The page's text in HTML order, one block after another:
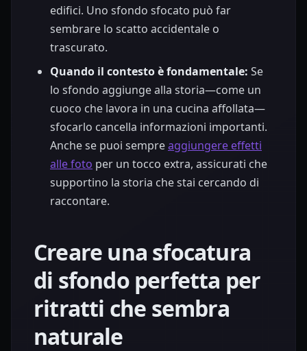
edifici. Uno sfondo sfocato può far
sembrare lo scatto accidentale o
trascurato.
Quando il contesto è fondamentale: Se
lo sfondo aggiunge alla storia—come un
cuoco che lavora in una cucina affollata—
sfocarlo cancella informazioni importanti.
Anche se puoi sempreaggiungere effetti
alle foto per un tocco extra, assicurati che
supportino la storia che stai cercando di
raccontare.
Creare una sfocatura
di sfondo perfetta per
ritratti che sembra
naturale